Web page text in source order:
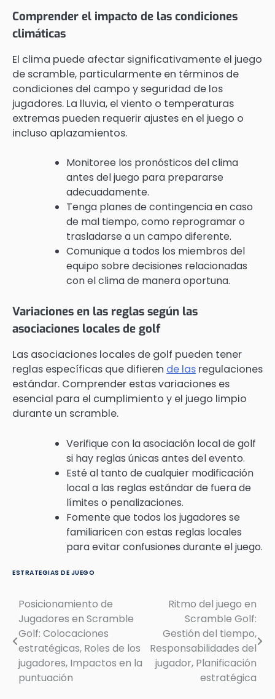
Comprender el impacto de las condiciones
climáticas
El clima puede afectar significativamente el juego
de scramble, particularmente en términos de
condiciones del campo y seguridad de los
jugadores. La lluvia, el viento o temperaturas
extremas pueden requerir ajustes en el juego o
incluso aplazamientos.
Monitoree los pronósticos del clima
antes del juego para prepararse
adecuadamente.
Tenga planes de contingencia en caso
de mal tiempo, como reprogramar o
trasladarse a un campo diferente.
Comunique a todos los miembros del
equipo sobre decisiones relacionadas
con el clima de manera oportuna.
Variaciones en las reglas según las
asociaciones locales de golf
Las asociaciones locales de golf pueden tener
reglas específicas que difieren de las regulaciones
estándar. Comprender estas variaciones es
esencial para el cumplimiento y el juego limpio
durante un scramble.
Verifique con la asociación local de golf
si hay reglas únicas antes del evento.
Esté al tanto de cualquier modificación
local a las reglas estándar de fuera de
límites o penalizaciones.
Fomente que todos los jugadores se
familiaricen con estas reglas locales
para evitar confusiones durante el juego.
ESTRATEGIAS DE JUEGO
Post
navigation
Posicionamiento de
Jugadores en Scramble
Golf: Colocaciones
estratégicas, Roles de los
jugadores, Impactos en la
puntuación
Ritmo del juego en
Scramble Golf:
Gestión del tiempo,
Responsabilidades del
jugador, Planificación
estratégica